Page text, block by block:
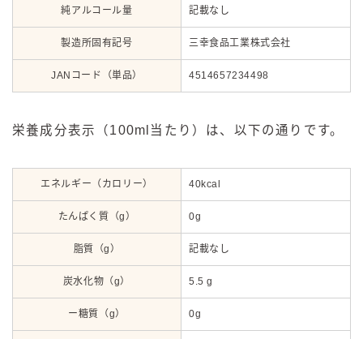
純アルコール量 記載なし
製造所固有記号 三幸食品工業株式会社
JANコード（単品） 4514657234498
栄養成分表示（100ml当たり）は、以下の通りです。
エネルギー（カロリー） 40kcal
たんぱく質（g） 0g
脂質（g） 記載なし
炭水化物（g） 5.5 g
ー糖質（g） 0g